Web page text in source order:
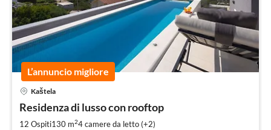
L’annuncio migliore
Kaštela
Residenza di lusso con rooftop
12 Ospiti130 m24camere da letto (+2)